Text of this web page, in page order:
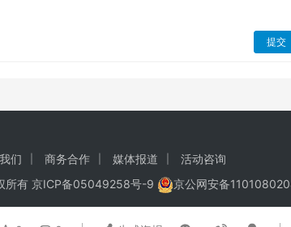
提交
们 商务合作 媒体报道
活动咨询
所有 京ICP备05049258号-9 京公网安备